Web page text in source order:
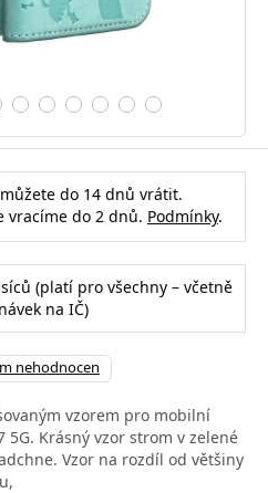
do 14 dnů vrátit.
vracíme do 2 dnů. Podmínky.
(platí pro všechny – včetně
na IČ)
nehodnocen
vzorem pro mobilní
5G. Krásný vzor strom v zelené
Vzor na rozdíl od většiny